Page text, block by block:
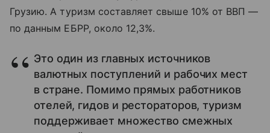
Грузию. А туризм составляет свыше 10% от ВВП —
по данным ЕБРР, около 12,3%.
Это один из главных источников
валютных поступлений и рабочих мест
в стране. Помимо прямых работников
отелей, гидов и рестораторов, туризм
поддерживает множество смежных